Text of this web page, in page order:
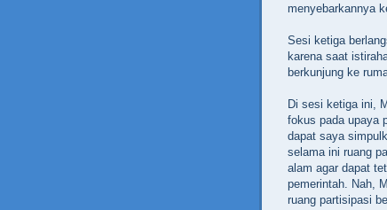
menyebarkannya
Sesi ketiga
karena saat
berkunjung ke
Di sesi ketiga ini,
fokus pada upaya
dapat saya
selama ini ruang
alam agar dapat
pemerintah. Nah,
ruang partisipasi